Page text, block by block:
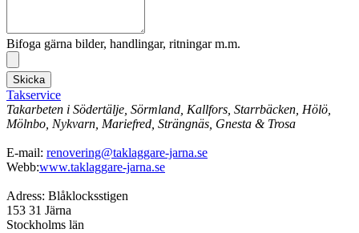
Bifoga gärna bilder, handlingar, ritningar m.m.
Skicka
Takservice
Takarbeten i Södertälje, Sörmland, Kallfors, Starrbäcken, Hölö,
Mölnbo, Nykvarn, Mariefred, Strängnäs, Gnesta & Trosa
E-mail: renovering@taklaggare-jarna.se
Webb:www.taklaggare-jarna.se
Adress: Blåklocksstigen
153 31 Järna
Stockholms län